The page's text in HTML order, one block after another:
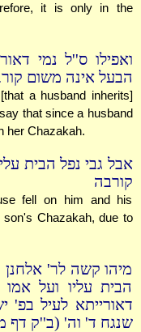
it is only in the
ואפילו ס''ל נמי
הבעל אינה משום
a husband inherits]
that since a husband
her Chazakah.
אבל גבי נפל הבית
קורבה
fell on him and his
Chazakah, due to
מיהו קשה לר' אלחנן
הבית עליו ועל
דאורייתא לעיל בפ'
שנגח ד' וה' (ב''ק דף